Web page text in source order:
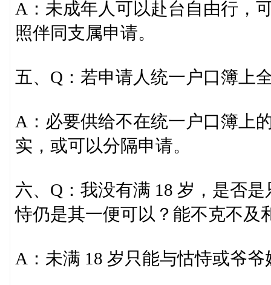
A：未成年人可以赴台自由行，
照伴同支属申请。
五、Q：若申请人统一户口簿上
A：必要供给不在统一户口簿上
实，或可以分隔申请。
六、Q：我没有满 18 岁，是否
恃仍是其一便可以？能不克不及
A：未满 18 岁只能与怙恃或爷